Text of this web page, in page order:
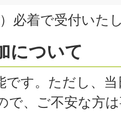
必着で受付いた
について
です。ただし、
で、ご不安な方